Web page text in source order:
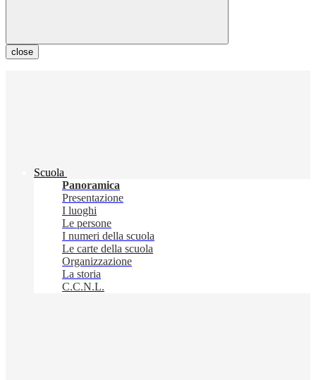
close
Scuola
Panoramica
Presentazione
I luoghi
Le persone
I numeri della scuola
Le carte della scuola
Organizzazione
La storia
C.C.N.L.